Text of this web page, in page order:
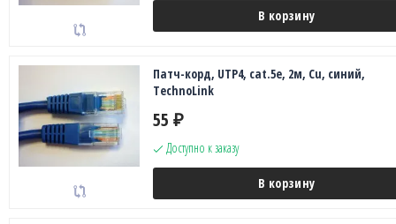
В корзину
Патч-корд, UTP4, cat.5e, 2м, Сu, синий,
TechnoLink
55 ₽
Доступно к заказу
В корзину